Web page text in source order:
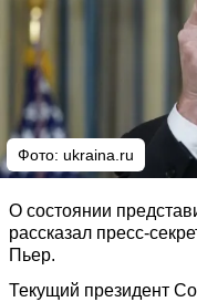
Фото: ukraina.ru
О состоянии
рассказал пресс-
Пьер.
Текущий президент